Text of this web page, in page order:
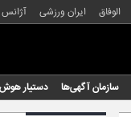
الوفاق ایران ورزشی
سازمان آگهی‌ها دستیار